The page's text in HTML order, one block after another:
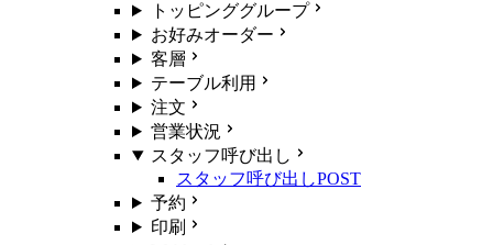
トッピンググループ
お好みオーダー
客層
テーブル利用
注文
営業状況
スタッフ呼び出し
スタッフ呼び出しPOST
予約
印刷